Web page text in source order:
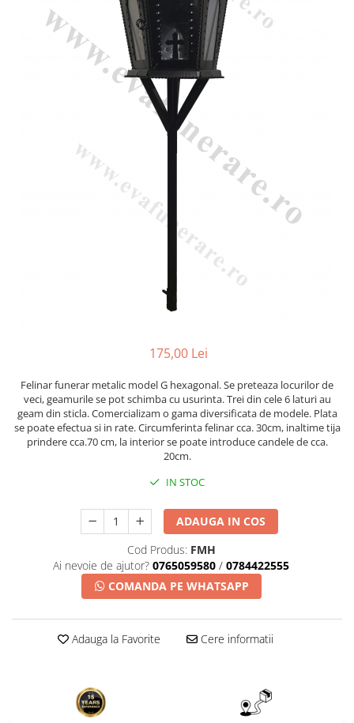
Placa memoriala
Placute ABS personalizate
Solutii intretinere granit si
175,00 Lei
Felinar funerar metalic model G hexagonal. Se preteaza locurilor de
veci, geamurile se pot schimba cu usurinta. Trei din cele 6 laturi au
geam din sticla. Comercializam o gama diversificata de modele. Plata
se poate efectua si in rate. Circumferinta felinar cca. 30cm, inaltime tija
prindere cca.70 cm, la interior se poate introduce candele de cca.
20cm.
IN STOC
ADAUGA IN COS
Cod Produs: FMH
Ai nevoie de ajutor? 0765059580 / 0784422555
COMANDA PE WHATSAPP
Adauga la Favorite Cere informatii